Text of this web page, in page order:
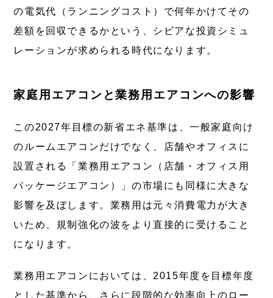
の電気代（ランニングコスト）で何年かけてその
差額を回収できるかという、シビアな投資シミュ
レーションが求められる時代になります。
家庭用エアコンと業務用エアコンへの影響
この2027年目標の新省エネ基準は、一般家庭向け
のルームエアコンだけでなく、店舗やオフィスに
設置される「業務用エアコン（店舗・オフィス用
パッケージエアコン）」の市場にも同様に大きな
影響を及ぼします。業務用は元々消費電力が大き
いため、規制強化の波をより直接的に受けること
になります。
業務用エアコンにおいては、2015年度を目標年度
とした基準から、さらに段階的な効率向上のロー